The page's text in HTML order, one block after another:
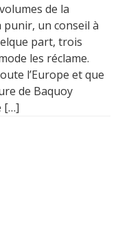
de la
punir, un conseil à
part, trois
les réclame.
l’Europe et que
de Baquoy
[…]